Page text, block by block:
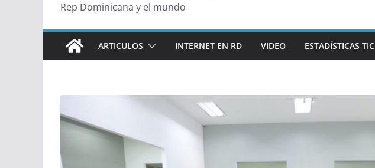
Rep Dominicana y el mundo
ARTICULOS INTERNET EN RD VIDEO ESTADÍSTICAS TIC